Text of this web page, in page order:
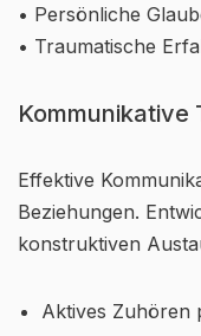
• Persönliche
• Traumatische
Kommunikative
Effektive
Beziehungen.
konstruktiven
Aktives Zuhören